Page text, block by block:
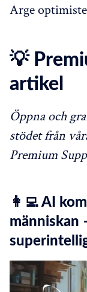
Arge
💡
artikel
Öppna och
stödet från
Premium
👩‍💻 AI
människan